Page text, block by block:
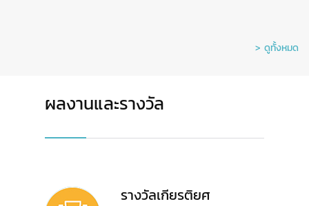
> ดูทั้งหมด
ผลงานและรางวัล
รางวัลเกียรติยศ